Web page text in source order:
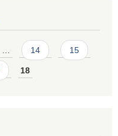
… 14 15
18